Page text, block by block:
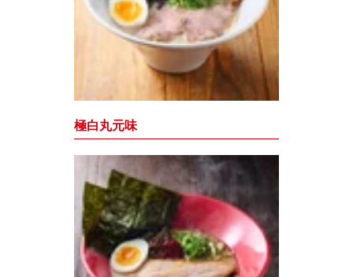
極白丸元味